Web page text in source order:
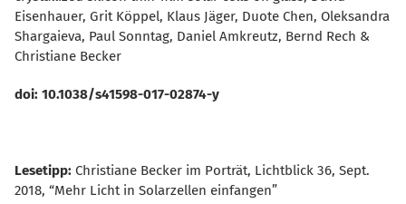
Eisenhauer, Grit Köppel, Klaus Jäger, Duote Chen, Oleksandra
Shargaieva, Paul Sonntag, Daniel Amkreutz, Bernd Rech &
Christiane Becker
doi: 10.1038/s41598-017-02874-y
Lesetipp: Christiane Becker im Porträt, Lichtblick 36, Sept.
2018, “Mehr Licht in Solarzellen einfangen”